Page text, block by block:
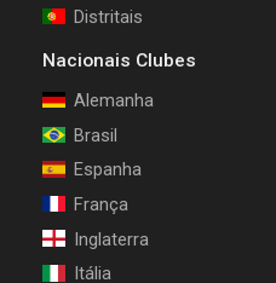
Distritais
Nacionais Clubes
Alemanha
Brasil
Espanha
França
Inglaterra
Itália